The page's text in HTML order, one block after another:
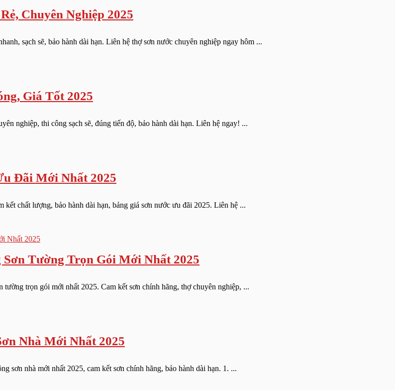
Chuyên Nghiệp 2025
sạch sẽ, bảo hành dài hạn. Liên hệ thợ sơn nước chuyên nghiệp ngay hôm ...
Giá Tốt 2025
nghiệp, thi công sạch sẽ, đúng tiến độ, bảo hành dài hạn. Liên hệ ngay! ...
Đãi Mới Nhất 2025
chất lượng, bảo hành dài hạn, bảng giá sơn nước ưu đãi 2025. Liên hệ ...
Tường Trọn Gói Mới Nhất 2025
trọn gói mới nhất 2025. Cam kết sơn chính hãng, thợ chuyên nghiệp, ...
Nhà Mới Nhất 2025
sơn nhà mới nhất 2025, cam kết sơn chính hãng, bảo hành dài hạn. 1. ...